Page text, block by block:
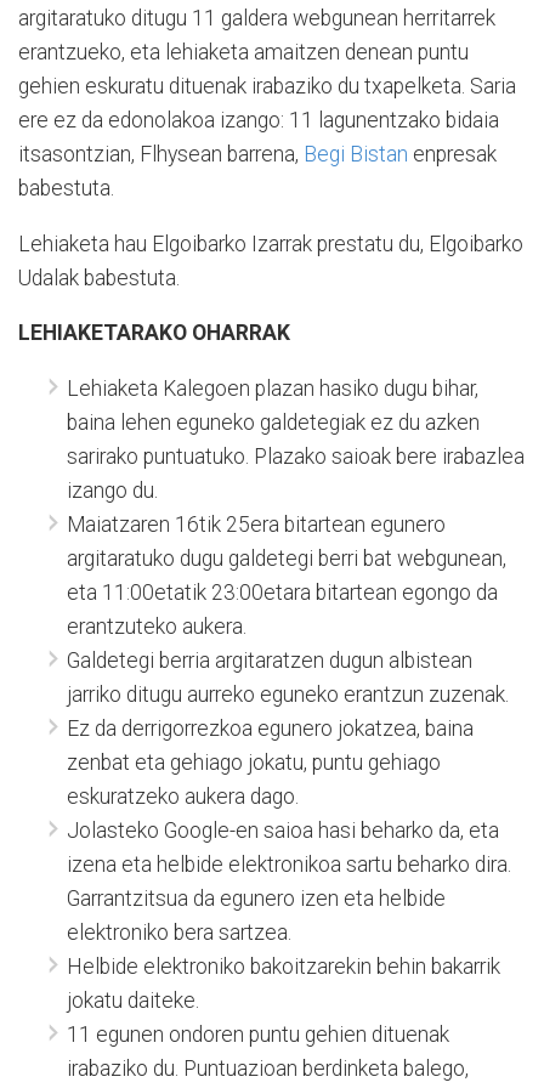
argitaratuko ditugu 11 galdera webgunean herritarrek
erantzueko, eta lehiaketa amaitzen denean puntu
gehien eskuratu dituenak irabaziko du txapelketa. Saria
ere ez da edonolakoa izango: 11 lagunentzako bidaia
itsasontzian, Flhysean barrena, Begi Bistan enpresak
babestuta.
Lehiaketa hau Elgoibarko Izarrak prestatu du, Elgoibarko
Udalak babestuta.
LEHIAKETARAKO OHARRAK
Lehiaketa Kalegoen plazan hasiko dugu bihar,
baina lehen eguneko galdetegiak ez du azken
sarirako puntuatuko. Plazako saioak bere irabazlea
izango du.
Maiatzaren 16tik 25era bitartean egunero
argitaratuko dugu galdetegi berri bat webgunean,
eta 11:00etatik 23:00etara bitartean egongo da
erantzuteko aukera.
Galdetegi berria argitaratzen dugun albistean
jarriko ditugu aurreko eguneko erantzun zuzenak.
Ez da derrigorrezkoa egunero jokatzea, baina
zenbat eta gehiago jokatu, puntu gehiago
eskuratzeko aukera dago.
Jolasteko Google-en saioa hasi beharko da, eta
izena eta helbide elektronikoa sartu beharko dira.
Garrantzitsua da egunero izen eta helbide
elektroniko bera sartzea.
Helbide elektroniko bakoitzarekin behin bakarrik
jokatu daiteke.
11 egunen ondoren puntu gehien dituenak
irabaziko du. Puntuazioan berdinketa balego,